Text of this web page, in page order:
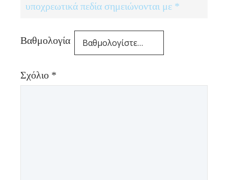
υποχρεωτικά πεδία σημειώνονται με *
Βαθμολογία
Σχόλιο *